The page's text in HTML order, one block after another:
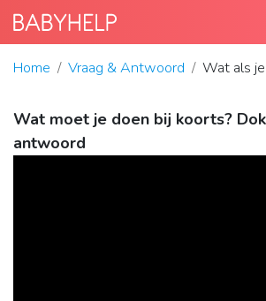
Home Vraag & Antwoord Wat als
Wat moet je doen bij koorts?
antwoord